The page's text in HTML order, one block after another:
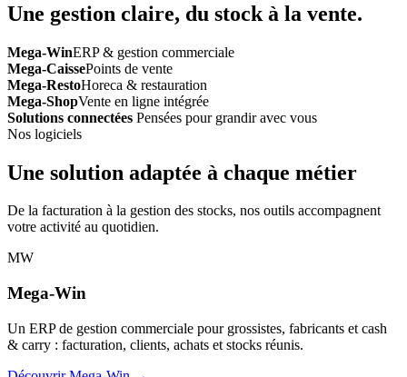
Une gestion claire, du stock à la vente.
Mega-WinERP & gestion commerciale
Mega-CaissePoints de vente
Mega-RestoHoreca & restauration
Mega-ShopVente en ligne intégrée
Solutions connectées Pensées pour grandir avec vous
Nos logiciels
Une solution adaptée à chaque métier
De la facturation à la gestion des stocks, nos outils accompagnent
votre activité au quotidien.
MW
Mega-Win
Un ERP de gestion commerciale pour grossistes, fabricants et cash
& carry : facturation, clients, achats et stocks réunis.